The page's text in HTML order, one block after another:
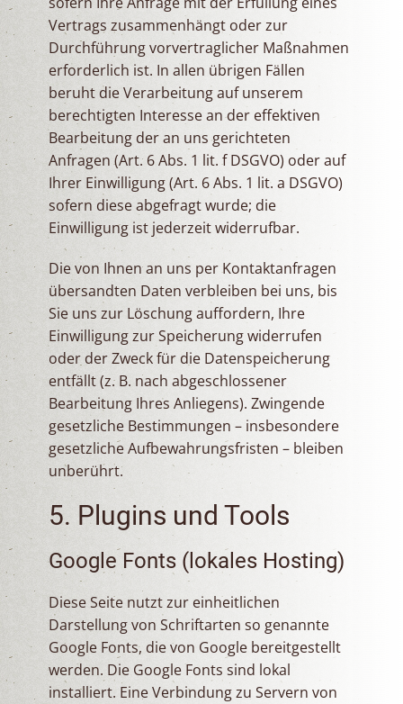
Vertrags zusammenhängt oder zur
Durchführung vorvertraglicher Maßnahmen
erforderlich ist. In allen übrigen Fällen
beruht die Verarbeitung auf unserem
berechtigten Interesse an der effektiven
Bearbeitung der an uns gerichteten
Anfragen (Art. 6 Abs. 1 lit. f DSGVO) oder auf
Ihrer Einwilligung (Art. 6 Abs. 1 lit. a DSGVO)
sofern diese abgefragt wurde; die
Einwilligung ist jederzeit widerrufbar.
Die von Ihnen an uns per Kontaktanfragen
übersandten Daten verbleiben bei uns, bis
Sie uns zur Löschung auffordern, Ihre
Einwilligung zur Speicherung widerrufen
oder der Zweck für die Datenspeicherung
entfällt (z. B. nach abgeschlossener
Bearbeitung Ihres Anliegens). Zwingende
gesetzliche Bestimmungen – insbesondere
gesetzliche Aufbewahrungsfristen – bleiben
unberührt.
5. Plugins und Tools
Google Fonts (lokales Hosting)
Diese Seite nutzt zur einheitlichen
Darstellung von Schriftarten so genannte
Google Fonts, die von Google bereitgestellt
werden. Die Google Fonts sind lokal
installiert. Eine Verbindung zu Servern von